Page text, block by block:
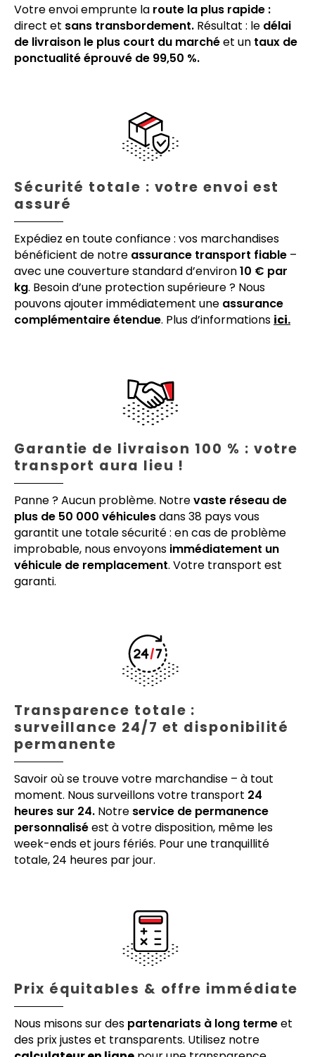
Votre envoi emprunte la route la plus rapide :
direct et sans transbordement. Résultat : le délai
de livraison le plus court du marchéet un taux de
ponctualité éprouvé de 99,50 %.
Sécurité totale : votre envoi est
assuré
Expédiez en toute confiance : vos marchandises
bénéficient de notre assurance transport fiable –
avec une couverture standard d’environ10 € par
kg. Besoin d’une protection supérieure ? Nous
pouvons ajouter immédiatement une assurance
complémentaire étendue. Plus d’informations ici.
Garantie de livraison 100 % : votre
transport aura lieu !
Panne ? Aucun problème. Notrevaste réseau de
plus de 50 000 véhiculesdans 38 pays vous
garantit une totale sécurité : en cas de problème
improbable, nous envoyons immédiatement un
véhicule de remplacement. Votre transport est
garanti.
Transparence totale :
surveillance 24/7 et disponibilité
permanente
Savoir où se trouve votre marchandise – à tout
moment. Nous surveillons votre transport 24
heures sur 24. Notre service de permanence
personnaliséest à votre disposition, même les
week-ends et jours fériés. Pour une tranquillité
totale, 24 heures par jour.
Prix équitables & offre immédiate
Nous misons sur des partenariats à long termeet
des prix justes et transparents. Utilisez notre